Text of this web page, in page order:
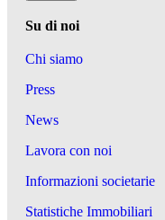
Su di noi
Chi siamo
Press
News
Lavora con noi
Informazioni societarie
Statistiche Immobiliari